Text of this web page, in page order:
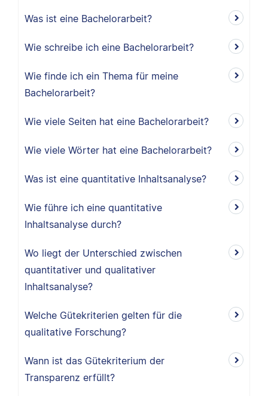
Was ist eine Bachelorarbeit?
Wie schreibe ich eine Bachelorarbeit?
Wie finde ich ein Thema für meine
Bachelorarbeit?
Wie viele Seiten hat eine Bachelorarbeit?
Wie viele Wörter hat eine Bachelorarbeit?
Was ist eine quantitative Inhaltsanalyse?
Wie führe ich eine quantitative
Inhaltsanalyse durch?
Wo liegt der Unterschied zwischen
quantitativer und qualitativer
Inhaltsanalyse?
Welche Gütekriterien gelten für die
qualitative Forschung?
Wann ist das Gütekriterium der
Transparenz erfüllt?